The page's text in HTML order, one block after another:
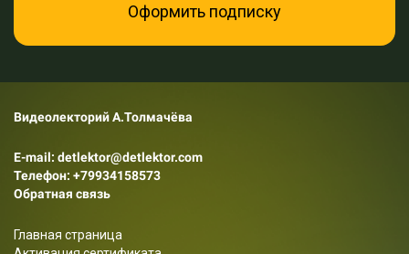
Оформить подписку
Видеолекторий А.Толмачёва
E-mail: detlektor@detlektor.com
Телефон: +79934158573
Обратная связь
Главная страница